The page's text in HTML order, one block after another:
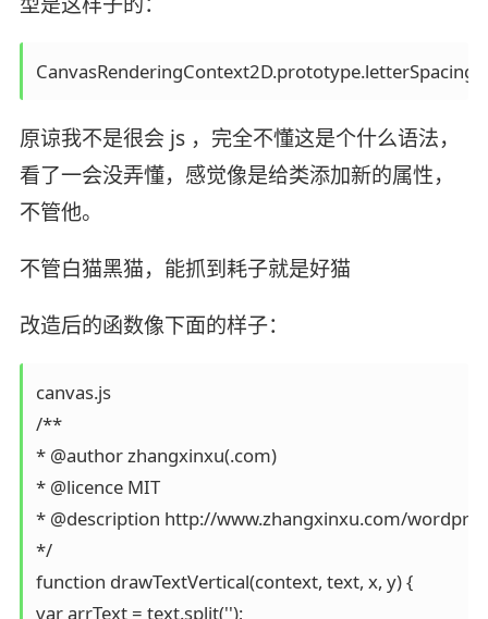
原谅我不是很会 js ，完全不懂这是个什么语法，
看了一会没弄懂，感觉像是给类添加新的属性，
不管他。
不管白猫黑猫，能抓到耗子就是好猫
改造后的函数像下面的样子：
canvas.js
/**
* @author zhangxinxu(.com)
* @licence MIT
* @description http://www.zhangxinxu.com/
*/
function drawTextVertical(context, text, x, y) {
var arrText = text.split('');